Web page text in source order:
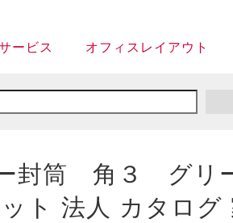
ービス オフィスレイアウト
ー封筒 角３ グリ
ト 法人 カタログ